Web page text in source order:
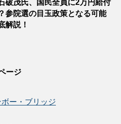
破茂氏、国民全員に2万円給付
参院選の目玉政策となる可能
解説！
ージ
ー・ブリッジ